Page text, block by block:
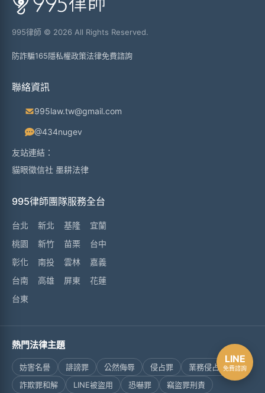
995律師 © 2026 All Rights Reserved.
防詐騙165隱私權政策法律免費諮詢
聯絡資訊
995law.tw@gmail.com
@434nugev
友站連結：
貓眼徵信社 墨耕法律
995律師團隊服務全台
台北 新北 基隆
宜蘭
桃園
新竹 苗栗
台中
彰化
南投 雲林
嘉義
台南
高雄 屏東
花蓮
台東
熱門法律主題
妨害名譽 誹謗罪 公然侮辱 侵占罪
業務侵占罪
詐欺罪和解
LINE被盜用 恐嚇罪 竊盜罪刑責
LINE
免費諮詢